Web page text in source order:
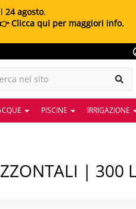
24 agosto.
Clicca qui per maggiori info.
PISCINE IRRIGAZIONE